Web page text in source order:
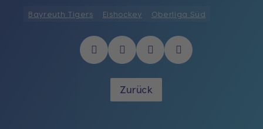
Bayreuth Tigers Eishockey Oberliga Süd
Zurück